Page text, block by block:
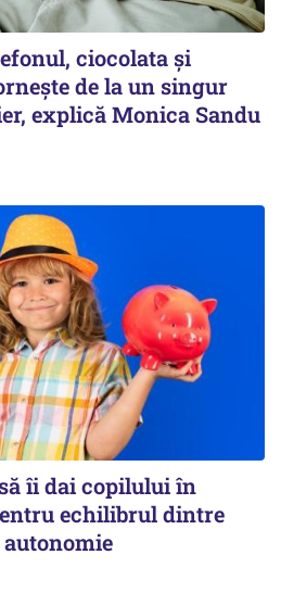
ciocolata și
de la un singur
explică Monica Sandu
îi dai copilului în
echilibrul dintre